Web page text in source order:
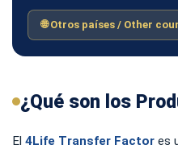
🌐 Otros países / Other
¿Qué son los
El 4Life Transfer Factor es